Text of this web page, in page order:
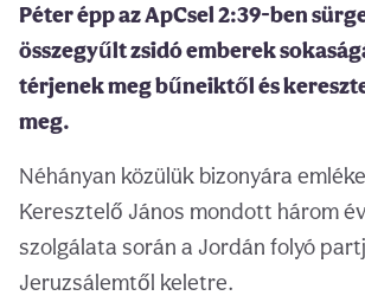
Péter épp az ApCsel 2:39-ben
összegyűlt zsidó emberek
térjenek meg bűneiktől és
meg.
Néhányan közülük bizonyára
Keresztelő János mondott három
szolgálata során a Jordán folyó
Jeruzsálemtől keletre.